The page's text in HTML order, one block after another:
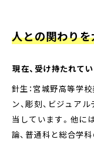
人との関わりを
――現在、受け持たれ
針生：宮城野高等学
ン、彫刻、ビジュア
当しています。他に
論、普通科と総合学